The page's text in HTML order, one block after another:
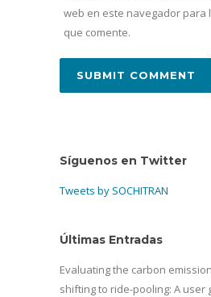
web en este navegador para
que comente.
Síguenos en Twitter
Tweets by SOCHITRAN
Últimas Entradas
Evaluating the carbon
shifting to ride-pooling: A user